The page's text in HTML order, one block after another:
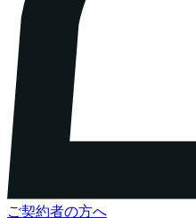
ご契約者の方へ